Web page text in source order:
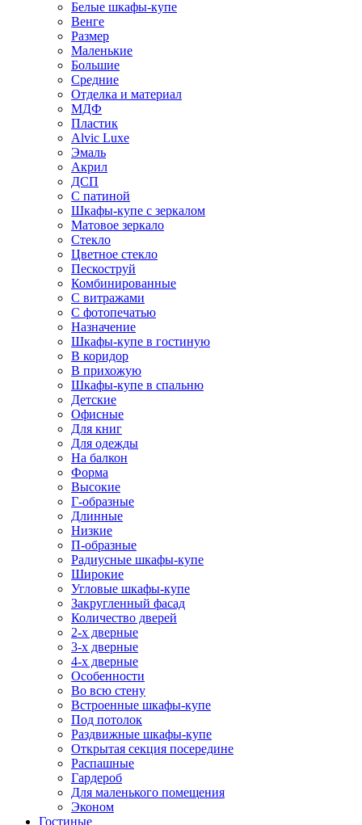
Белые шкафы-купе
Венге
Размер
Маленькие
Большие
Средние
Отделка и материал
МДФ
Пластик
Alvic Luxe
Эмаль
Акрил
ДСП
С патиной
Шкафы-купе с зеркалом
Матовое зеркало
Стекло
Цветное стекло
Пескоструй
Комбинированные
С витражами
С фотопечатью
Назначение
Шкафы-купе в гостиную
В коридор
В прихожую
Шкафы-купе в спальню
Детские
Офисные
Для книг
Для одежды
На балкон
Форма
Высокие
Г-образные
Длинные
Низкие
П-образные
Радиусные шкафы-купе
Широкие
Угловые шкафы-купе
Закругленный фасад
Количество дверей
2-х дверные
3-х дверные
4-х дверные
Особенности
Во всю стену
Встроенные шкафы-купе
Под потолок
Раздвижные шкафы-купе
Открытая секция посередине
Распашные
Гардероб
Для маленького помещения
Эконом
Гостиные